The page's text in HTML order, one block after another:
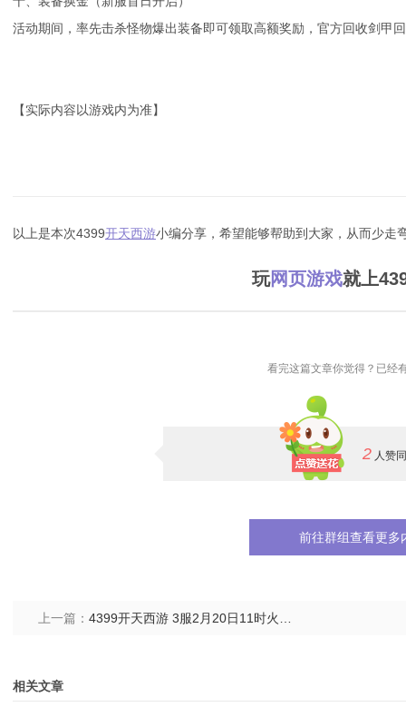
活动期间，率先击杀怪物爆出装备即可领取高额奖励，官方回收剑甲
【实际内容以游戏内为准】
以上是本次4399开天西游小编分享，希望能够帮助到大家，从而少走
玩网页游戏就上
看完这篇文章你觉得？已经
2 人赞同
前往群组查看更多
上一篇：
相关文章